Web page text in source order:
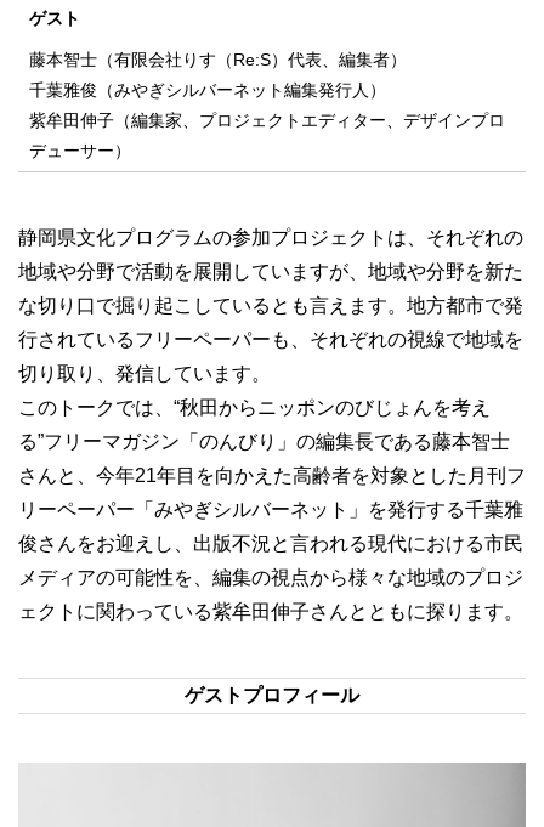
ゲスト
藤本智士（有限会社りす（Re:S）代表、編集者）
千葉雅俊（みやぎシルバーネット編集発行人）
紫牟田伸子（編集家、プロジェクトエディター、デザインプロ
デューサー）
静岡県文化プログラムの参加プロジェクトは、それぞれの
地域や分野で活動を展開していますが、地域や分野を新た
な切り口で掘り起こしているとも言えます。地方都市で発
行されているフリーペーパーも、それぞれの視線で地域を
切り取り、発信しています。
このトークでは、“秋田からニッポンのびじょんを考え
る”フリーマガジン「のんびり」の編集長である藤本智士
さんと、今年21年目を向かえた高齢者を対象とした月刊フ
リーペーパー「みやぎシルバーネット」を発行する千葉雅
俊さんをお迎えし、出版不況と言われる現代における市民
メディアの可能性を、編集の視点から様々な地域のプロジ
ェクトに関わっている紫牟田伸子さんとともに探ります。
ゲストプロフィール